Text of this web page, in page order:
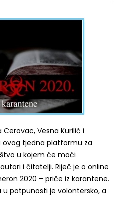
Vesna Kurilić i
ovog tjedna platformu za
u kojem će moći
i čitatelji. Riječ je o online
2020 – priče iz karantene.
potpunosti je volontersko, a